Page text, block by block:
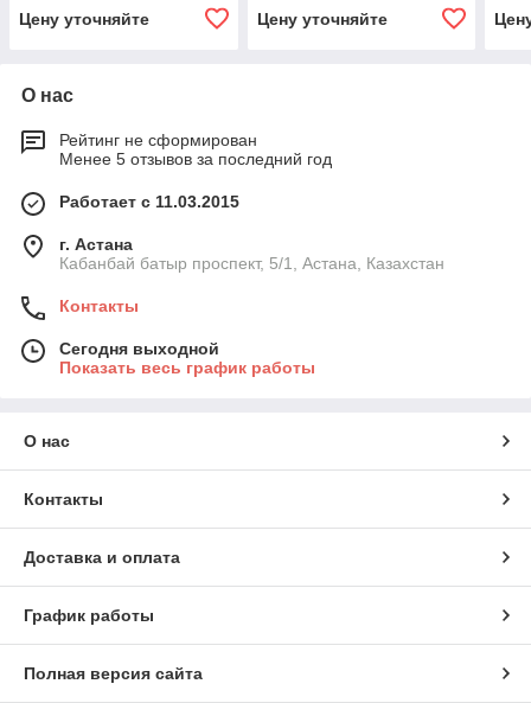
Цену уточняйте
Цену уточняйте
О нас
Рейтинг не сформирован
Менее 5 отзывов за последний год
Работает с 11.03.2015
г. Астана
Кабанбай батыр проспект, 5/1, Астана, Казахстан
Контакты
Сегодня выходной
Показать весь график работы
О нас
Контакты
Доставка и оплата
График работы
Полная версия сайта